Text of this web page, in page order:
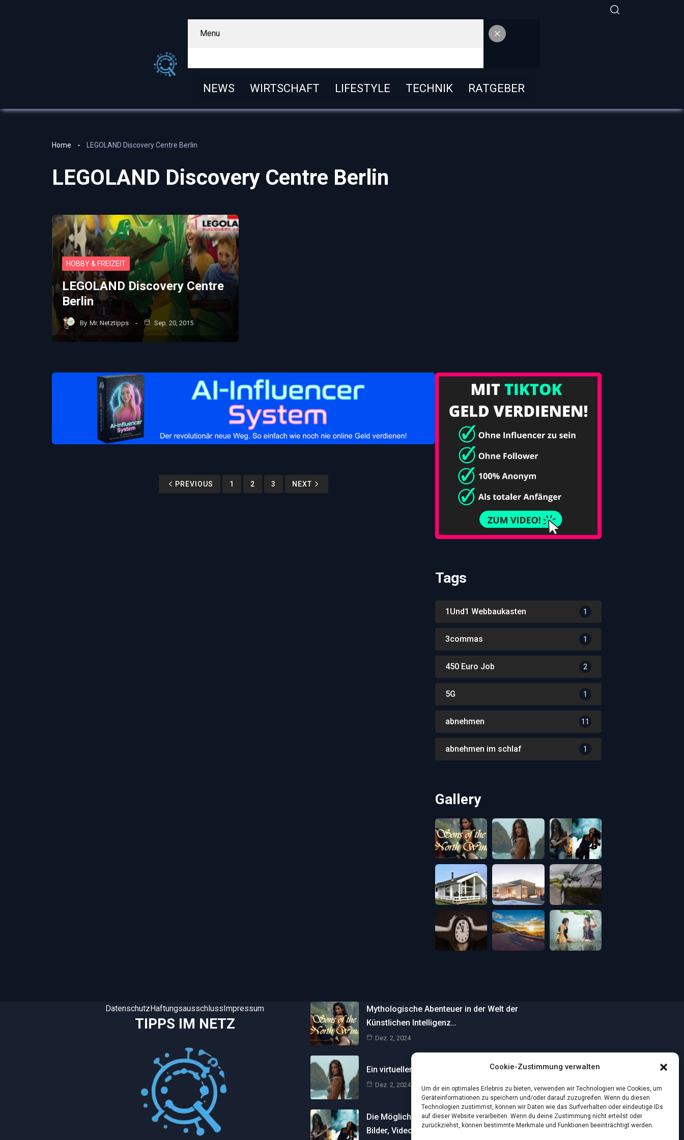
Cookie-Zustimmung verwalten
Um dir ein optimales Erlebnis zu bieten, verwenden wir Technologien wie Cookies, um
Geräteinformationen zu speichern und/oder darauf zuzugreifen. Wenn du diesen
Technologien zustimmst, können wir Daten wie das Surfverhalten oder eindeutige IDs
auf dieser Website verarbeiten. Wenn du deine Zustimmung nicht erteilst oder
zurückziehst, können bestimmte Merkmale und Funktionen beeinträchtigt werden.
Menu
NEWS WIRTSCHAFT LIFESTYLE TECHNIK RATGEBER
Home LEGOLAND Discovery Centre Berlin
LEGOLAND Discovery Centre Berlin
HOBBY & FREIZEIT
LEGOLAND Discovery Centre
Berlin
By Mr. Netztipps Sep. 20, 2015
PREVIOUS 1 2 3 NEXT
Tags
1Und1 Webbaukasten 1
3commas 1
450 Euro Job 2
5G 1
abnehmen 11
abnehmen im schlaf 1
Gallery
TIPPS IM NETZ
Datenschutz Haftungsausschluss Impressum
Mythologische Abenteuer in der Welt der
Künstlichen Intelligenz…
Dez. 2, 2024
Ein virtueller Traum am wilden Strand
Dez. 2, 2024
Die Möglichkeiten der Künstlichen Intelligenz:
Bilder, Videos und…